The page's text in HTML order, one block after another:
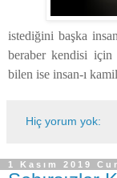
istediğini başka
beraber kendisi için
bilen ise insan-ı
Hiç yorum yok:
1 Kasım 2019